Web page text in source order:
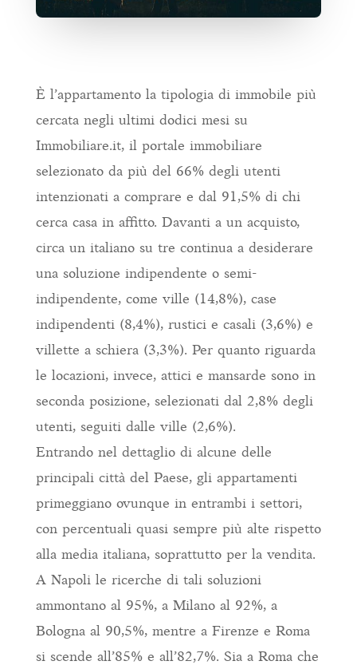
È l’appartamento la tipologia di immobile più
cercata negli ultimi dodici mesi su
Immobiliare.it, il portale immobiliare
selezionato da più del 66% degli utenti
intenzionati a comprare e dal 91,5% di chi
cerca casa in affitto. Davanti a un acquisto,
circa un italiano su tre continua a desiderare
una soluzione indipendente o semi-
indipendente, come ville (14,8%), case
indipendenti (8,4%), rustici e casali (3,6%) e
villette a schiera (3,3%). Per quanto riguarda
le locazioni, invece, attici e mansarde sono in
seconda posizione, selezionati dal 2,8% degli
utenti, seguiti dalle ville (2,6%).
Entrando nel dettaglio di alcune delle
principali città del Paese, gli appartamenti
primeggiano ovunque in entrambi i settori,
con percentuali quasi sempre più alte rispetto
alla media italiana, soprattutto per la vendita.
A Napoli le ricerche di tali soluzioni
ammontano al 95%, a Milano al 92%, a
Bologna al 90,5%, mentre a Firenze e Roma
si scende all’85% e all’82,7%. Sia a Roma che